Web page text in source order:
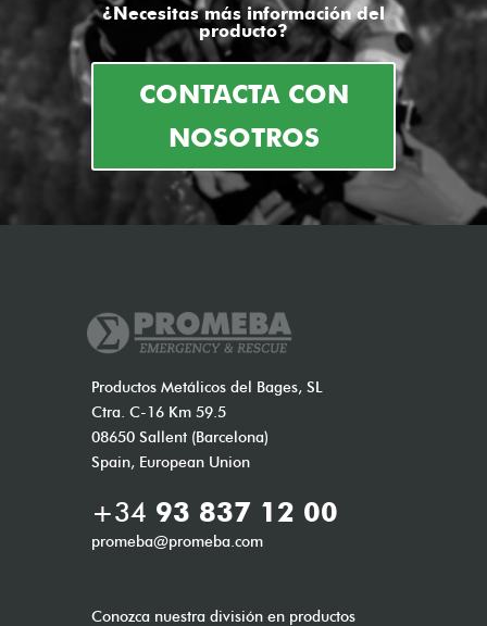
¿Necesitas más información del
producto?
CONTACTA CON
NOSOTROS
Productos Metálicos del Bages, SL
Ctra. C-16 Km 59.5
08650 Sallent (Barcelona)
Spain, European Union
+34 93 837 12 00
promeba@promeba.com
Conozca nuestra división en productos